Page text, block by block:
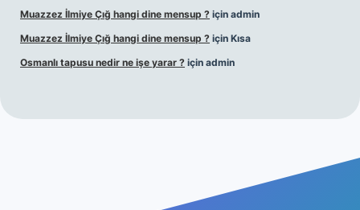
Muazzez İlmiye Çığ hangi dine mensup ? için admin
Muazzez İlmiye Çığ hangi dine mensup ? için Kısa
Osmanlı tapusu nedir ne işe yarar ? için admin
m elexbet